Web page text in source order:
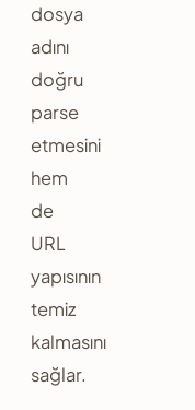
dosya
adını
doğru
parse
etmesini
hem
de
URL
yapısının
temiz
kalmasını
sağlar.